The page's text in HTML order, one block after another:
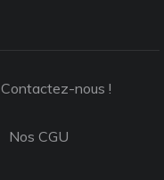
Contactez-nous !
Nos CGU